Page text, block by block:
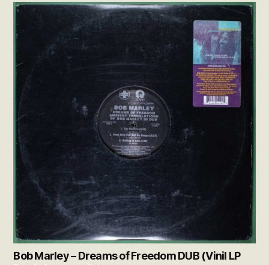
Bob Marley – Dreams of Freedom DUB (Vinil LP